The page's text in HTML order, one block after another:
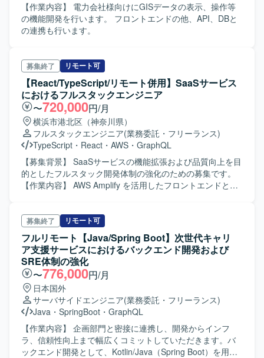
【作業内容】 電力会社様向けにGISデータの表示、操作等
の機能開発を行います。 フロントエンドの他、API、DBと
の連携も行います。
募集終了 リモート可
【React/TypeScript/リモート併用】SaaSサービス
におけるフルスタックエンジニア
〜720,000円/月
横浜市港北区（神奈川県）
フルスタックエンジニア(業務委託・フリーランス)
TypeScript ・ React ・ AWS ・ GraphQL
【募集背景】 SaaSサービスの機能拡張および品質向上を目
的としたフルスタック開発体制の強化のための募集です。
【作業内容】 AWS Amplify を活用したフロントエンドとバ
実装・テストおよび既存機能の改善に取り組んでいただき
ます。また、性能改善やセキュリティ対応など、運用フェ
ーズにおける各種開発タスクも対応いただきます。 【求め
る人物像】 SaaSプロダクトに対して主体的に改善提案がで
きる方を求めています。フロントエンドからバックエンド
まで幅広く関わることに前向きで、チームメンバーと協調
しながら開発を進められる方が望ましいです。 【ポジショ
ンの魅力】 フロントエンドからバックエンド、CI/CDまで
一貫して関われるため、フルスタックエンジニアとしてス
キルを広く深く伸ばすことができます。SaaSサービスの機
能追加や改善を通じて、ユーザー価値に直結する開発に携
わることができます。 【開発環境】 AWS Amplify を中心と
募集終了 リモート可
フルリモート【Java/Spring Boot】次世代キャリ
ア支援サービスにおけるバックエンド開発および
SRE体制の強化
〜776,000円/月
日本国外
サーバサイドエンジニア(業務委託・フリーランス)
Java ・ SpringBoot ・ GraphQL
【作業内容】 企画部門と密接に連携し、開発からインフ
ラ、信頼性向上まで幅広くコミットしていただきます。バ
ックエンド開発として、Kotlin/Java（Spring Boot）を用い